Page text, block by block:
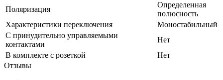
Поляризация
Определенная
полюсность
Характеристики переключения
Моностабильный
С принудительно управляемыми
контактами
Нет
В комплекте с розеткой
Нет
Отзывы